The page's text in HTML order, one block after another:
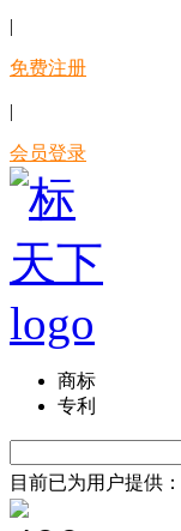
|
免费注册
|
会员登录
商标
专利
目前已为用户提供：